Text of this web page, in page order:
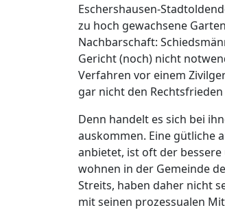
Eschershausen-
zu hoch gewachsene
Nachbarschaft:
Gericht (noch) nicht
Verfahren vor einem
gar nicht den
Denn handelt es sich bei
auskommen. Eine gütliche
anbietet, ist oft der
wohnen in der Gemeinde
Streits, haben daher nicht
mit seinen prozessualen